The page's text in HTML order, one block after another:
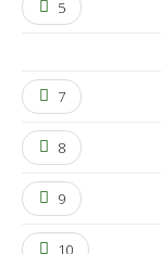
5
7
8
9
10